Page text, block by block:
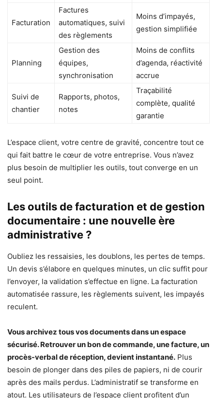
Facturation
Factures
automatiques, suivi
des règlements
Moins d’impayés,
gestion simplifiée
Planning
Gestion des
équipes,
synchronisation
Moins de conflits
d’agenda, réactivité
accrue
Suivi de
chantier
Rapports, photos,
notes
Traçabilité
complète, qualité
garantie
L’espace client, votre centre de gravité, concentre tout ce
qui fait battre le cœur de votre entreprise. Vous n’avez
plus besoin de multiplier les outils, tout converge en un
seul point.
Les outils de facturation et de gestion
documentaire : une nouvelle ère
administrative ?
Oubliez les ressaisies, les doublons, les pertes de temps.
Un devis s’élabore en quelques minutes, un clic suffit pour
l’envoyer, la validation s’effectue en ligne. La facturation
automatisée rassure, les règlements suivent, les impayés
reculent.
Vous archivez tous vos documents dans un espace
sécurisé. Retrouver un bon de commande, une facture, un
procès-verbal de réception, devient instantané. Plus
besoin de plonger dans des piles de papiers, ni de courir
après des mails perdus. L’administratif se transforme en
atout. Les utilisateurs de l’espace client profitent d’un